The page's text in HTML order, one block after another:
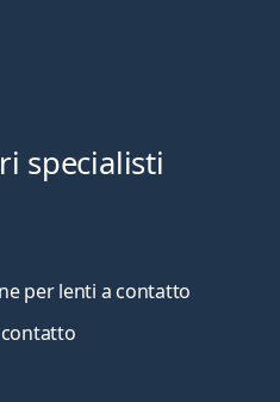
specialisti
per lenti a contatto